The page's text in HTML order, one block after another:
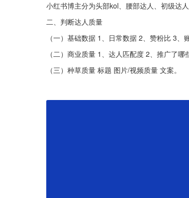
小红书博主分为头部kol、腰部达人、初级达人
二、判断达人质量
（一）基础数据 1、日常数据 2、赞粉比 3、
（二）商业质量 1、达人匹配度 2、推广了
（三）种草质量 标题 图片/视频质量 文案。